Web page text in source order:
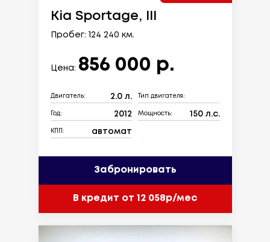
Kia Sportage, III
Пробег: 124 240 км.
Цена: 856 000 р.
Двигатель: 2.0 л. Тип двигателя:
Год: 2012 Мощность: 150 л.с.
КПП: автомат
Забронировать
В кредит от 12 058р/мес